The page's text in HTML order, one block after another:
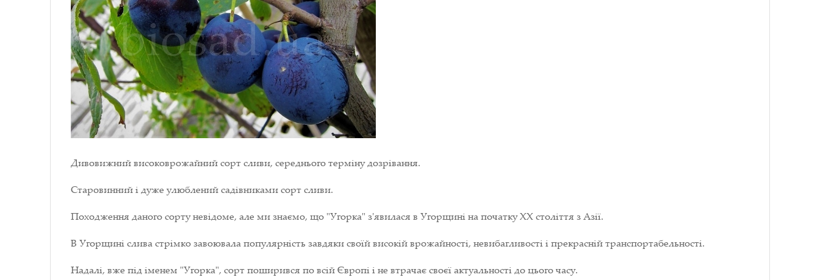
Дивовижний високоврожайний сорт сливи, середнього терміну дозрівання.
Старовинний і дуже улюблений садівниками сорт сливи.
Походження даного сорту невідоме, але ми знаємо, що "Угорка" з'явилася в Угорщині на початку ХХ століття з Азії.
В Угорщині слива стрімко завоювала популярність завдяки своїй високій врожайності, невибагливості і прекрасній транспортабельності.
Надалі, вже під іменем "Угорка", сорт поширився по всій Європі і не втрачає своєї актуальності до цього часу.